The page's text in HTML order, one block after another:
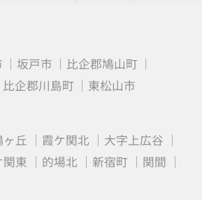
坂戸市
比企郡鳩山町
比企郡川島町
東松山市
ヶ丘 霞ケ関北
大字上広谷
関東 的場北 新宿町
関間